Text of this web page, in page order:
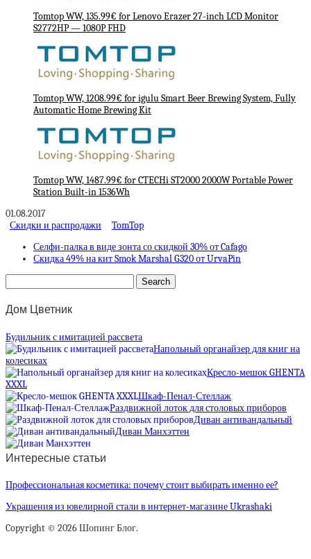
Tomtop WW, 135.99€ for Lenovo Erazer 27-inch LCD Monitor
S2772HP — 1080P FHD
Tomtop WW, 1208.99€ for igulu Smart Beer Brewing System, Fully
Automatic Home Brewing Kit
Tomtop WW, 1487.99€ for CTECHi ST2000 2000W Portable Power
Station Built-in 1536Wh
01.08.2017
Скидки и распродажи
TomTop
Селфи-палка в виде зонта со скидкой 30% от Cafago
Скидка 49% на кит Smok Marshal G320 от UrvaPin
Дом Цветник
Будильник с имитацией рассвета
Напольный органайзер для книг на
колесиках
Кресло-мешок GHENTA
XXXL
Шкаф-Пенал-Стеллаж
Раздвижной лоток для столовых приборов
Диван антивандальный
Диван Манхэттен
Интересные статьи
Профессиональная косметика: почему стоит выбирать именно ее?
Украшения из ювелирной стали в интернет-магазине Ukrashaki
Copyright © 2026 Шопинг Блог.